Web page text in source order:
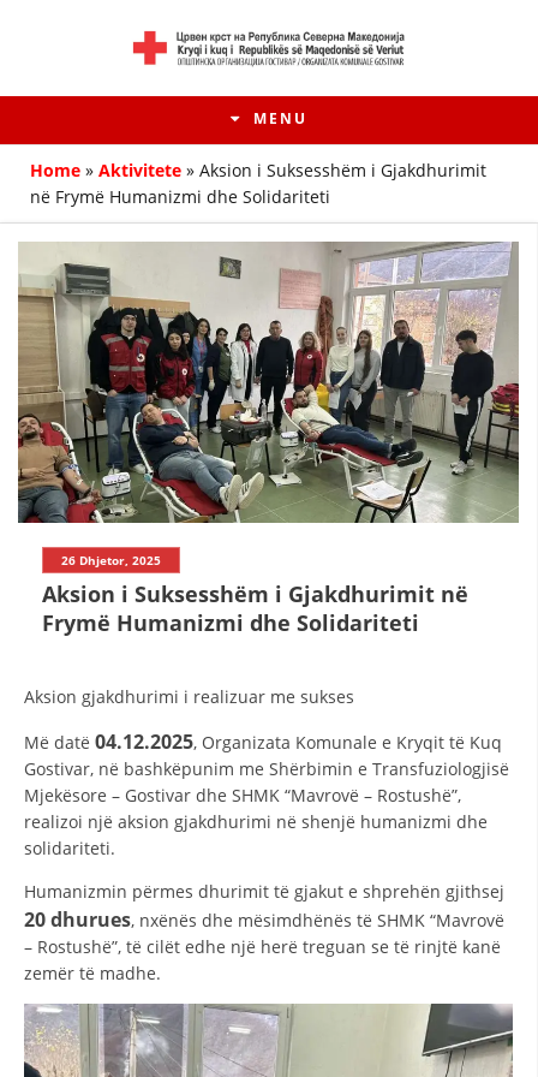
MENU
HISTORIA E LËVIZJES
HISTORIA E KRYQIT TË KUQ
STRUKTURA E ORGANIZATËS
KONTAKT INFORMACIONE
LIGJI I KRYQIT TË KUQ
STATUTI I KRYQIT TË KUQ
ORGANIZIMI DHE ZHVILLIMI
BORDI DREJTUES
NIVELI I STRUKTURËS ORGANIZATIVE
DISEMINIMI
Home » Aktivitete » Aksion i Suksesshëm i Gjakdhurimit
në Frymë Humanizmi dhe Solidariteti
26 Dhjetor, 2025
Aksion i Suksesshëm i Gjakdhurimit në
Frymë Humanizmi dhe Solidariteti
Aksion gjakdhurimi i realizuar me sukses
Më datë 04.12.2025, Organizata Komunale e Kryqit të Kuq
Gostivar, në bashkëpunim me Shërbimin e Transfuziologjisë
Mjekësore – Gostivar dhe SHMK “Mavrovë – Rostushë”,
realizoi një aksion gjakdhurimi në shenjë humanizmi dhe
solidariteti.
Humanizmin përmes dhurimit të gjakut e shprehën gjithsej
20 dhurues, nxënës dhe mësimdhënës të SHMK “Mavrovë
– Rostushë”, të cilët edhe një herë treguan se të rinjtë kanë
zemër të madhe.